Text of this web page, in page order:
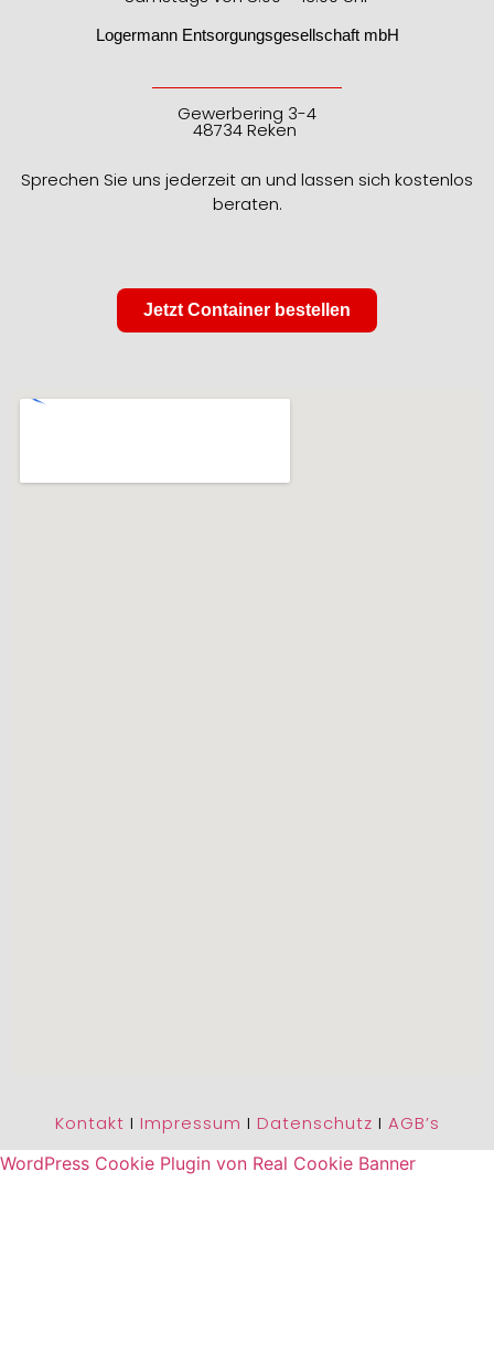
Logermann Entsorgungsgesellschaft mbH
Gewerbering 3-4
48734 Reken
Sprechen Sie uns jederzeit an und lassen sich kostenlos
beraten.
Jetzt Container bestellen
Kontakt I Impressum I Datenschutz I AGB’s
WordPress Cookie Plugin von Real Cookie Banner